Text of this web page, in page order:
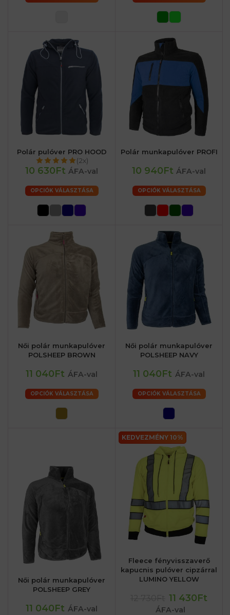
Polár pulóver PRO HOOD
(2x)
10 630Ft ÁFA-val
OPCIÓK VÁLASZTÁSA
Polár munkapulóver PROFI
10 940Ft ÁFA-val
OPCIÓK VÁLASZTÁSA
Női polár munkapulóver
POLSHEEP BROWN
11 040Ft ÁFA-val
OPCIÓK VÁLASZTÁSA
Női polár munkapulóver
POLSHEEP NAVY
11 040Ft ÁFA-val
OPCIÓK VÁLASZTÁSA
Női polár munkapulóver
POLSHEEP GREY
11 040Ft ÁFA-val
KEDVEZMÉNY 10%
Fleece fényvisszaverő
kapucnis pulóver cipzárral
LUMINO YELLOW
11 430Ft
ÁFA-val